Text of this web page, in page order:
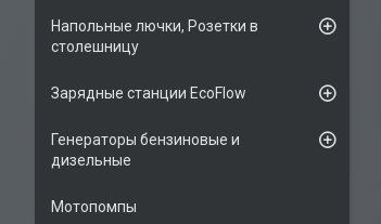
Напольные лючки, Розетки в
столешницу
Зарядные станции EcoFlow
Генераторы бензиновые и
дизельные
Мотопомпы